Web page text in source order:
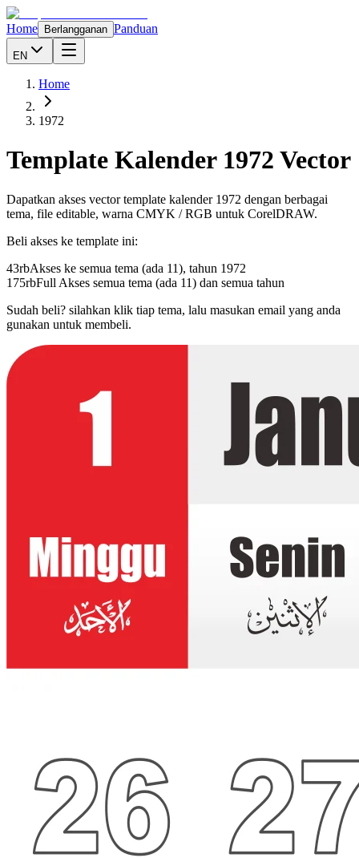
Home Berlangganan Panduan
EN
Home
1972
Template Kalender 1972 Vector
Dapatkan akses vector template kalender 1972 dengan berbagai
tema, file editable, warna CMYK / RGB untuk CorelDRAW.
Beli akses ke template ini:
43rbAkses ke semua tema (ada 11), tahun 1972
175rbFull Akses semua tema (ada 11) dan semua tahun
Sudah beli? silahkan klik tiap tema, lalu masukan email yang anda
gunakan untuk membeli.